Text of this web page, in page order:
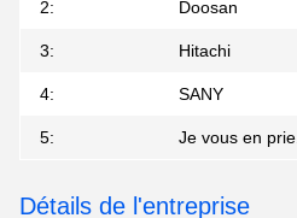
2: Doosan
3: Hitachi
4: SANY
5: Je vous en prie.
Détails de l'entreprise